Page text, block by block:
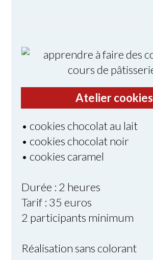
Atelier cookies
• cookies chocolat au lait
• cookies chocolat noir
• cookies caramel
Durée : 2 heures
Tarif : 35 euros
2 participants minimum
Réalisation sans colorant